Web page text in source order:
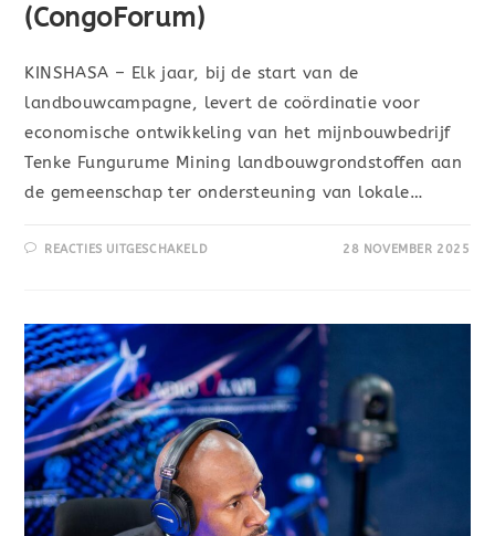
(CongoForum)
KINSHASA – Elk jaar, bij de start van de
landbouwcampagne, levert de coördinatie voor
economische ontwikkeling van het mijnbouwbedrijf
Tenke Fungurume Mining landbouwgrondstoffen aan
de gemeenschap ter ondersteuning van lokale…
REACTIES UITGESCHAKELD 28 NOVEMBER 2025